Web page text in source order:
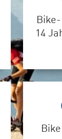
14